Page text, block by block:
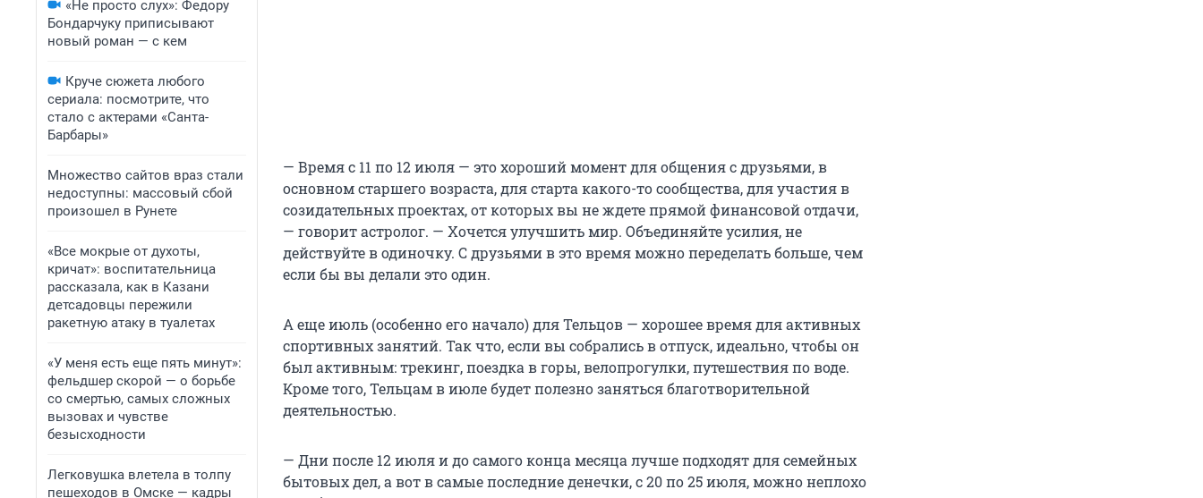
«Не просто слух»: Федору
Бондарчуку приписывают
новый роман — с кем
Круче сюжета любого
сериала: посмотрите, что
стало с актерами «Санта-
Барбары»
Множество сайтов враз стали
недоступны: массовый сбой
произошел в Рунете
«Все мокрые от духоты,
кричат»: воспитательница
рассказала, как в Казани
детсадовцы пережили
ракетную атаку в туалетах
«У меня есть еще пять минут»:
фельдшер скорой — о борьбе
со смертью, самых сложных
вызовах и чувстве
безысходности
Легковушка влетела в толпу
пешеходов в Омске — кадры
— Время с 11 по 12 июля — это хороший момент для общения с друзьями, в
основном старшего возраста, для старта какого-то сообщества, для участия в
созидательных проектах, от которых вы не ждете прямой финансовой отдачи,
— говорит астролог. — Хочется улучшить мир. Объединяйте усилия, не
действуйте в одиночку. С друзьями в это время можно переделать больше, чем
если бы вы делали это один.
А еще июль (особенно его начало) для Тельцов — хорошее время для активных
спортивных занятий. Так что, если вы собрались в отпуск, идеально, чтобы он
был активным: трекинг, поездка в горы, велопрогулки, путешествия по воде.
Кроме того, Тельцам в июле будет полезно заняться благотворительной
деятельностью.
— Дни после 12 июля и до самого конца месяца лучше подходят для семейных
бытовых дел, а вот в самые последние денечки, с 20 по 25 июля, можно неплохо